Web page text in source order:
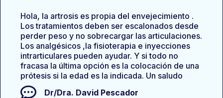
Hola, la artrosis es propia del envejecimiento .
Los tratamientos deben ser escalonados desde
perder peso y no sobrecargar las articulaciones.
Los analgésicos ,la fisioterapia e inyecciones
intrarticulares pueden ayudar. Y si todo no
fracasa la última opción es la colocación de una
prótesis si la edad es la indicada. Un saludo
Dr/Dra. David Pescador